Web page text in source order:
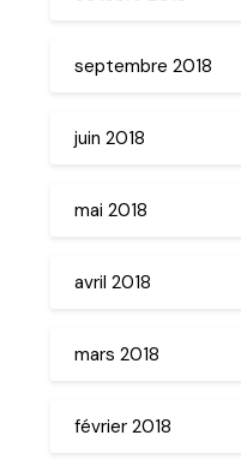
septembre 2018
juin 2018
mai 2018
avril 2018
mars 2018
février 2018